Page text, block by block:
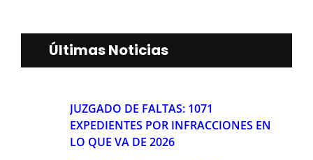
Últimas Noticias
JUZGADO DE FALTAS: 1071
EXPEDIENTES POR INFRACCIONES EN
LO QUE VA DE 2026